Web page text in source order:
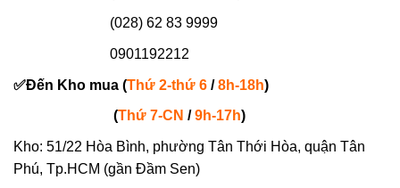
(028) 62 83 9999
0901192212
✅Đến Kho mua (Thứ 2-thứ 6 /8h-18h)
(Thứ 7-CN /9h-17h)
Kho: 51/22 Hòa Bình, phường Tân Thới Hòa, quận Tân
Phú, Tp.HCM (gần Đầm Sen)